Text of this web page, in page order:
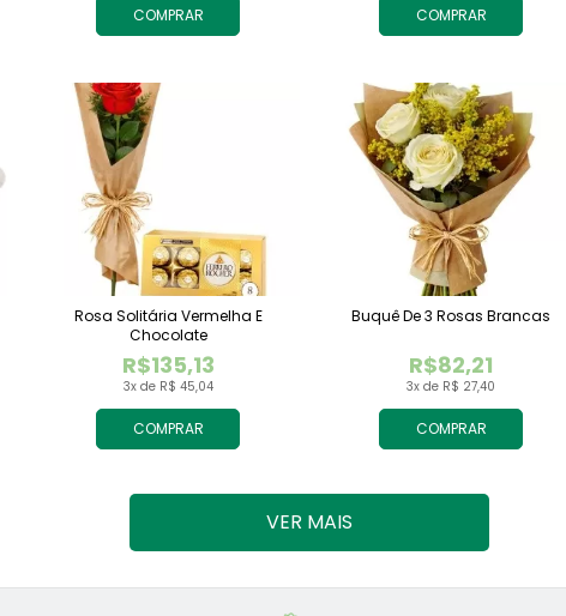
COMPRAR COMPRAR
COMPRAR
3x de R$ 45,04
R$135,13
Rosa Solitária Vermelha E
Chocolate
COMPRAR
3x de R$ 27,40
R$82,21
Buquê De 3 Rosas Brancas
VER MAIS